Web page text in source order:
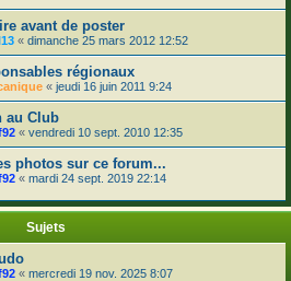
avant de poster
« dimanche 25 mars 2012 12:52
régionaux
« jeudi 16 juin 2011 9:24
au Club
« vendredi 10 sept. 2010 12:35
photos sur ce forum...
« mardi 24 sept. 2019 22:14
Sujets
« mercredi 19 nov. 2025 8:07